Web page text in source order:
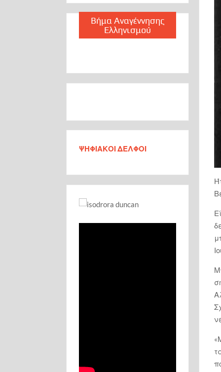
Βήμα Αναγέννησης
Ελληνισμού
ΨΗΦΙΑΚΟΙ ΔΕΛΦΟΙ